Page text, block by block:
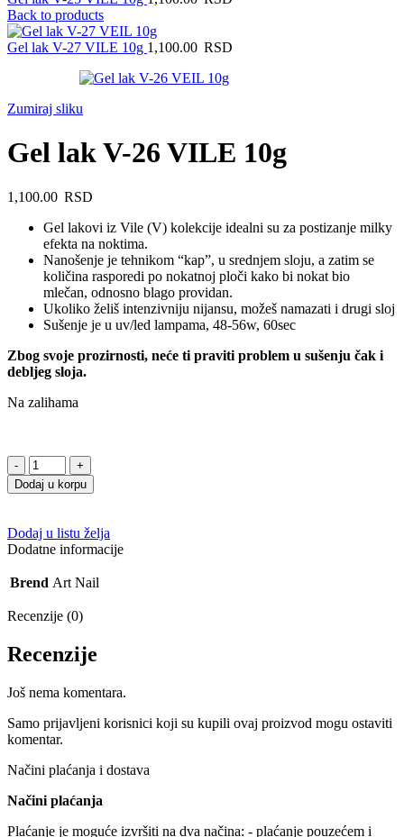
Back to products
Gel lak V-27 VILE 10g 1,100.00 RSD
Zumiraj sliku
Gel lak V-26 VILE 10g
1,100.00 RSD
Gel lakovi iz Vile (V) kolekcije idealni su za postizanje milky
efekta na noktima.
Nanošenje je tehnikom “kap”, u srednjem sloju, a zatim se
količina rasporedi po nokatnoj ploči kako bi nokat bio
mlečan, odnosno blago providan.
Ukoliko želiš intenzivniju nijansu, možeš namazati i drugi sloj
Sušenje je u uv/led lampama, 48-56w, 60sec
Zbog svoje prozirnosti, neće ti praviti problem u sušenju čak i
debljeg sloja.
Na zalihama
Gel
lak
V-
VILE
10g
Dodaj u korpu
Dodaj u listu želja
Dodatne informacije
Brend Art Nail
Recenzije (0)
Recenzije
Još nema komentara.
Samo prijavljeni korisnici koji su kupili ovaj proizvod mogu ostaviti
komentar.
Načini plaćanja i dostava
Načini plaćanja
Plaćanje je moguće izvršiti na dva načina: - plaćanje pouzećem i